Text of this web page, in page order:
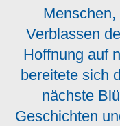
Verblassen
Hoffnung auf
bereitete sich
nächste
Geschichten